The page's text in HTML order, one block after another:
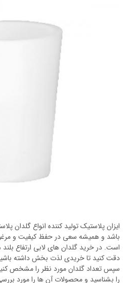
ایزان پلاستیک تولید کننده انواع گلدان
باشد و همیشه سعی در حفظ کیفیت و
است. در خرید گلدان های لابی ارتفاع
دقت کنید تا خریدی لذت بخش داشته
سپس تعداد گلدان مورد نظر را مشخص
را بشناسید و محصولات آن ها را مورد